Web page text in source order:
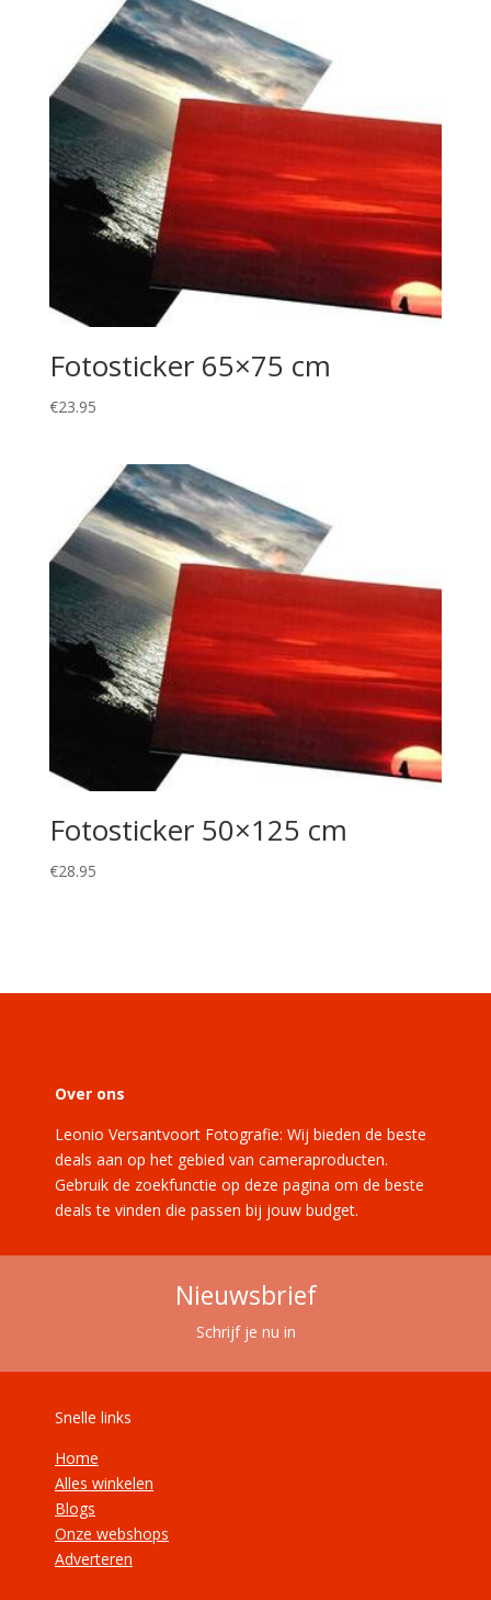
Fotosticker 65×75 cm
€23.95
Fotosticker 50×125 cm
€28.95
Over ons
Leonio Versantvoort Fotografie: Wij bieden de beste
deals aan op het gebied van cameraproducten.
Gebruik de zoekfunctie op deze pagina om de beste
deals te vinden die passen bij jouw budget.
Nieuwsbrief
Schrijf je nu in
Snelle links
Home
Alles winkelen
Blogs
Onze webshops
Adverteren